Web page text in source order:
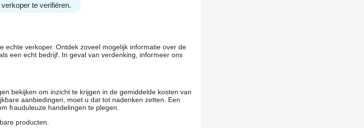
te verifiëren.
verkoper. Ontdek zoveel mogelijk informatie over de
een echt bedrijf. In geval van verdenking, informeer ons
bekijken om inzicht te krijgen in de gemiddelde kosten van
aanbiedingen, moet u dat tot nadenken zetten. Een
frauduleuze handelingen te plegen.
producten.